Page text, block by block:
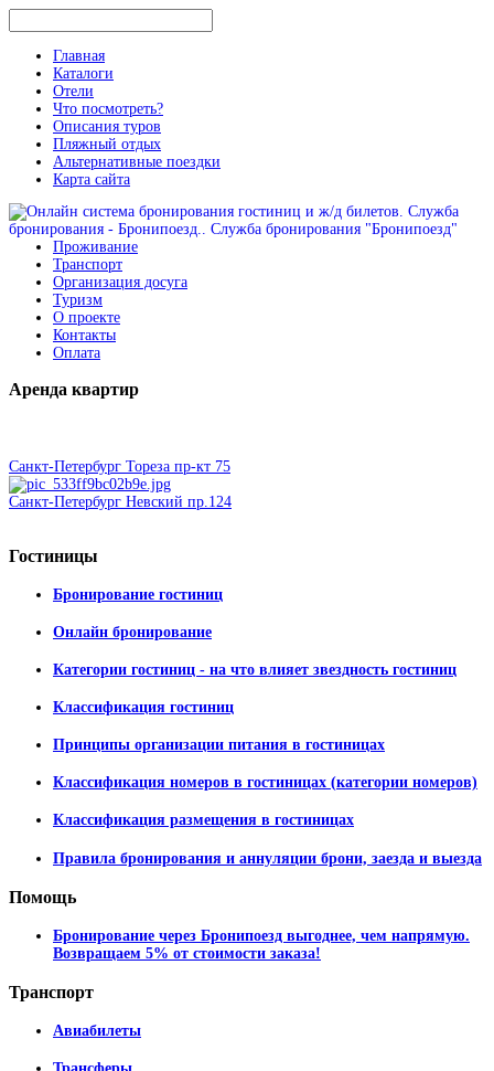
Главная
Каталоги
Отели
Что посмотреть?
Описания туров
Пляжный отдых
Альтернативные поездки
Карта сайта
Проживание
Транспорт
Организация досуга
Туризм
О проекте
Контакты
Оплата
Аренда квартир
Санкт-Петербург Тореза пр-кт 75
Санкт-Петербург Невский пр.124
Гостиницы
Бронирование гостиниц
Онлайн бронирование
Категории гостиниц - на что влияет звездность гостиниц
Классификация гостиниц
Принципы организации питания в гостиницах
Классификация номеров в гостиницах (категории номеров)
Классификация размещения в гостиницах
Правила бронирования и аннуляции брони, заезда и выезда
Помощь
Бронирование через Бронипоезд выгоднее, чем напрямую.
Возвращаем 5% от стоимости заказа!
Транспорт
Авиабилеты